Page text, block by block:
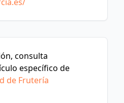
consulta
específico de
de Frutería